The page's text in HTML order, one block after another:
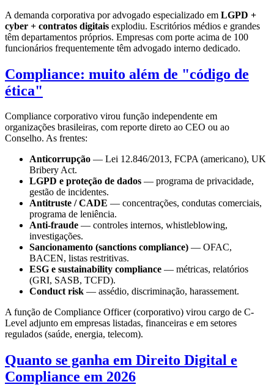
A demanda corporativa por advogado especializado em LGPD +
cyber + contratos digitais explodiu. Escritórios médios e grandes
têm departamentos próprios. Empresas com porte acima de 100
funcionários frequentemente têm advogado interno dedicado.
Compliance: muito além de "código de
ética"
Compliance corporativo virou função independente em
organizações brasileiras, com reporte direto ao CEO ou ao
Conselho. As frentes:
Anticorrupção — Lei 12.846/2013, FCPA (americano), UK
Bribery Act.
LGPD e proteção de dados — programa de privacidade,
gestão de incidentes.
Antitruste / CADE — concentrações, condutas comerciais,
programa de leniência.
Anti-fraude — controles internos, whistleblowing,
investigações.
Sancionamento (sanctions compliance) — OFAC,
BACEN, listas restritivas.
ESG e sustainability compliance — métricas, relatórios
(GRI, SASB, TCFD).
Conduct risk — assédio, discriminação, harassement.
A função de Compliance Officer (corporativo) virou cargo de C-
Level adjunto em empresas listadas, financeiras e em setores
regulados (saúde, energia, telecom).
Quanto se ganha em Direito Digital e
Compliance em 2026